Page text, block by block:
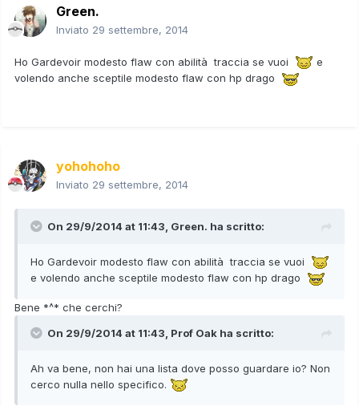
Green.
Inviato 29 settembre, 2014
Ho Gardevoir modesto flaw con abilità traccia se vuoi
e
volendo anche sceptile modesto flaw con hp drago
yohohoho
Inviato 29 settembre, 2014
On 29/9/2014 at 11:43, Green. ha scritto:
Ho Gardevoir modesto flaw con abilità traccia se vuoi
e volendo anche sceptile modesto flaw con hp drago
Bene *^* che cerchi?
On 29/9/2014 at 11:43, Prof Oak ha scritto:
Ah va bene, non hai una lista dove posso guardare io? Non
cerco nulla nello specifico.